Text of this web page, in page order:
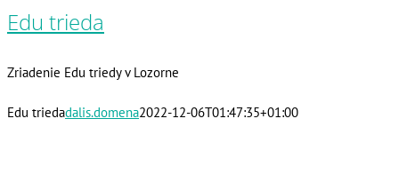
Edu trieda
Zriadenie Edu triedy v Lozorne
Edu triedadalis.domena2022-12-06T01:47:35+01:00